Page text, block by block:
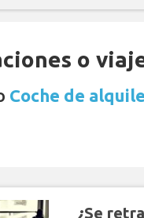
o
Coche de
¿Se